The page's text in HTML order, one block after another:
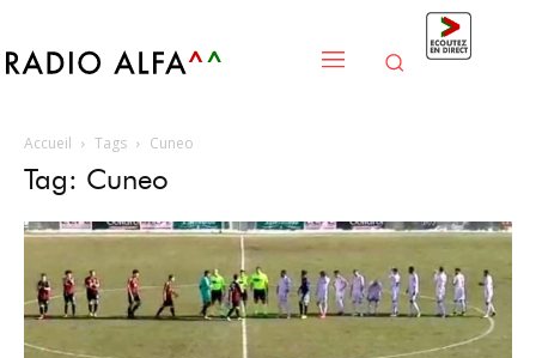
Accueil Tags Cuneo
Tag: Cuneo